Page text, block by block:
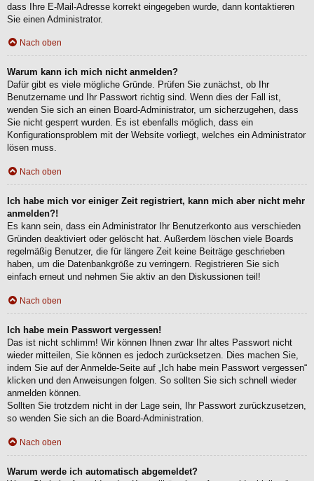
dass Ihre E-Mail-Adresse korrekt eingegeben wurde, dann kontaktieren
Sie einen Administrator.
Nach oben
Warum kann ich mich nicht anmelden?
Dafür gibt es viele mögliche Gründe. Prüfen Sie zunächst, ob Ihr
Benutzername und Ihr Passwort richtig sind. Wenn dies der Fall ist,
wenden Sie sich an einen Board-Administrator, um sicherzugehen, dass
Sie nicht gesperrt wurden. Es ist ebenfalls möglich, dass ein
Konfigurationsproblem mit der Website vorliegt, welches ein Administrator
lösen muss.
Nach oben
Ich habe mich vor einiger Zeit registriert, kann mich aber nicht mehr
anmelden?!
Es kann sein, dass ein Administrator Ihr Benutzerkonto aus verschieden
Gründen deaktiviert oder gelöscht hat. Außerdem löschen viele Boards
regelmäßig Benutzer, die für längere Zeit keine Beiträge geschrieben
haben, um die Datenbankgröße zu verringern. Registrieren Sie sich
einfach erneut und nehmen Sie aktiv an den Diskussionen teil!
Nach oben
Ich habe mein Passwort vergessen!
Das ist nicht schlimm! Wir können Ihnen zwar Ihr altes Passwort nicht
wieder mitteilen, Sie können es jedoch zurücksetzen. Dies machen Sie,
indem Sie auf der Anmelde-Seite auf „Ich habe mein Passwort vergessen“
klicken und den Anweisungen folgen. So sollten Sie sich schnell wieder
anmelden können.
Sollten Sie trotzdem nicht in der Lage sein, Ihr Passwort zurückzusetzen,
so wenden Sie sich an die Board-Administration.
Nach oben
Warum werde ich automatisch abgemeldet?